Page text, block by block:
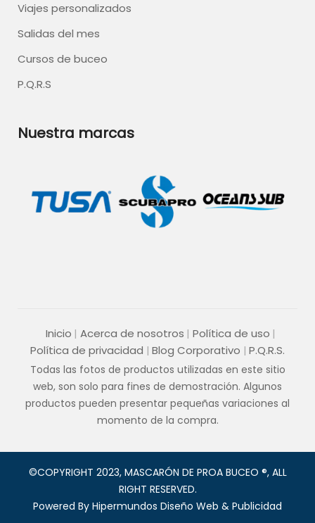
Viajes personalizados
Salidas del mes
Cursos de buceo
P.Q.R.S
Nuestra marcas
Inicio Acerca de nosotros
Política de uso
Política de privacidad
Blog Corporativo P.Q.R.S.
Todas las fotos de productos utilizadas en este sitio
web, son solo para fines de demostración. Algunos
productos pueden presentar pequeñas variaciones al
momento de la compra.
©COPYRIGHT 2023, MASCARÓN DE PROA BUCEO ®, ALL
RIGHT RESERVED.
Powered By Hipermundos Diseño Web & Publicidad